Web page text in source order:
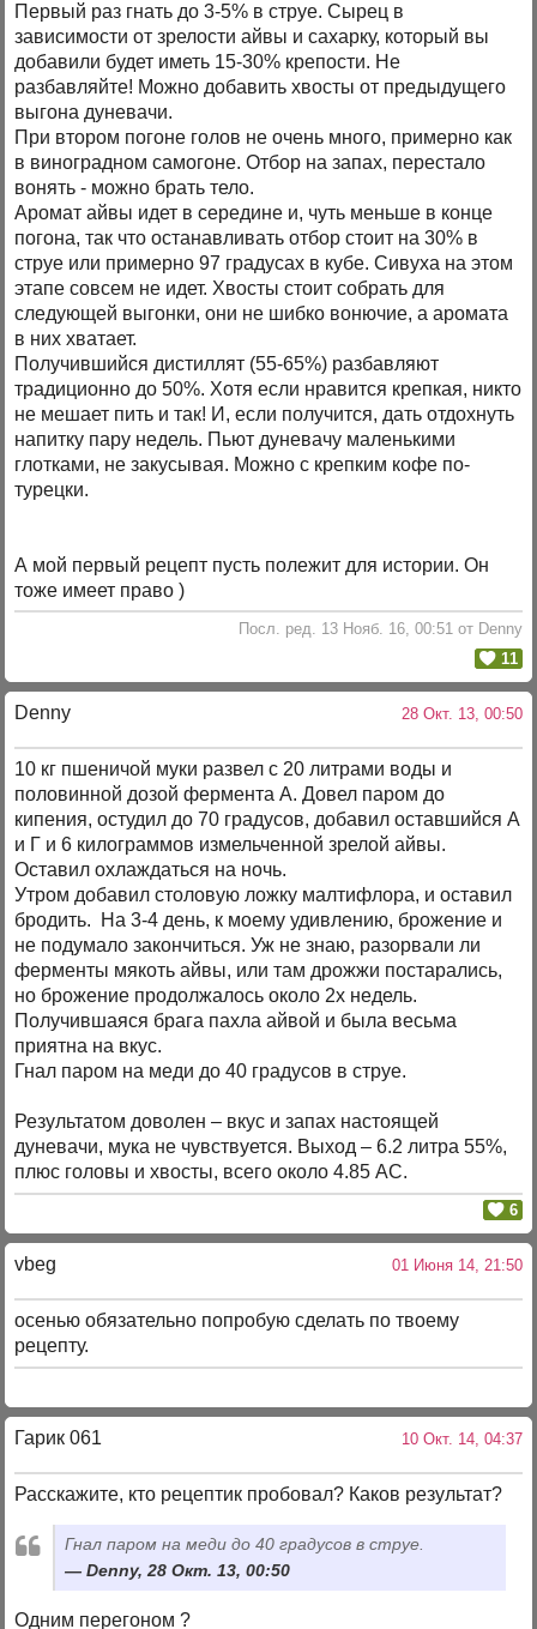
Первый раз гнать до 3-5% в струе. Сырец в
зависимости от зрелости айвы и сахарку, который вы
добавили будет иметь 15-30% крепости. Не
разбавляйте! Можно добавить хвосты от предыдущего
выгона дуневачи.
При втором погоне голов не очень много, примерно как
в виноградном самогоне. Отбор на запах, перестало
вонять - можно брать тело.
Аромат айвы идет в середине и, чуть меньше в конце
погона, так что останавливать отбор стоит на 30% в
струе или примерно 97 градусах в кубе. Сивуха на этом
этапе совсем не идет. Хвосты стоит собрать для
следующей выгонки, они не шибко вонючие, а аромата
в них хватает.
Получившийся дистиллят (55-65%) разбавляют
традиционно до 50%. Хотя если нравится крепкая, никто
не мешает пить и так! И, если получится, дать отдохнуть
напитку пару недель. Пьют дуневачу маленькими
глотками, не закусывая. Можно с крепким кофе по-
турецки.
А мой первый рецепт пусть полежит для истории. Он
тоже имеет право )
Посл. ред. 13 Нояб. 16, 00:51 от Denny
11
Denny 28 Окт. 13, 00:50
10 кг пшеничой муки развел с 20 литрами воды и
половинной дозой фермента А. Довел паром до
кипения, остудил до 70 градусов, добавил оставшийся А
и Г и 6 килограммов измельченной зрелой айвы.
Оставил охлаждаться на ночь.
Утром добавил столовую ложку малтифлора, и оставил
бродить. На 3-4 день, к моему удивлению, брожение и
не подумало закончиться. Уж не знаю, разорвали ли
ферменты мякоть айвы, или там дрожжи постарались,
но брожение продолжалось около 2х недель.
Получившаяся брага пахла айвой и была весьма
приятна на вкус.
Гнал паром на меди до 40 градусов в струе.
Результатом доволен – вкус и запах настоящей
дуневачи, мука не чувствуется. Выход – 6.2 литра 55%,
плюс головы и хвосты, всего около 4.85 АС.
6
vbeg 01 Июня 14, 21:50
осенью обязательно попробую сделать по твоему
рецепту.
Гарик 061 10 Окт. 14, 04:37
Расскажите, кто рецептик пробовал? Каков результат?
Гнал паром на меди до 40 градусов в струе.
Denny, 28 Окт. 13, 00:50
Одним перегоном ?